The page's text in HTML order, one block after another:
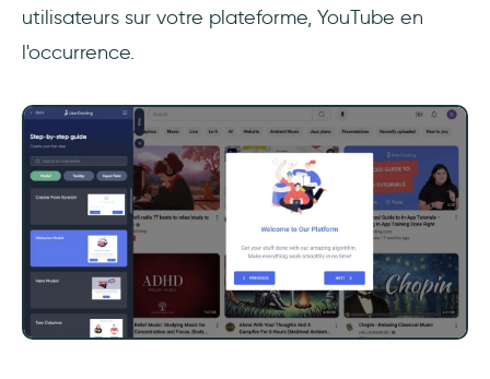
utilisateurs sur votre plateforme, YouTube en
l'occurrence.